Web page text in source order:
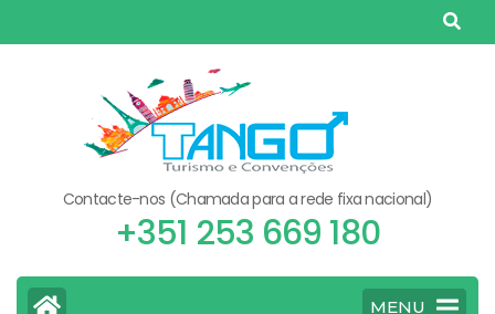
to
Contacte-nos (Chamada para a rede fixa nacional)
+351 253 669 180
MENU